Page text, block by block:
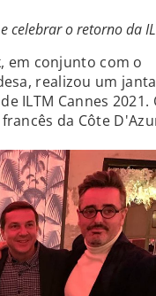
celebrar o retorno da
em conjunto com o
realizou um
ILTM Cannes 2021.
da Côte